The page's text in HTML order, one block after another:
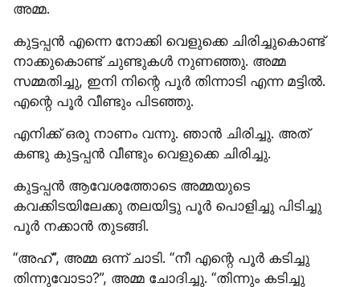
അമ്മ.
കുട്ടപ്പൻ എന്നെ നോക്കി വെളുക്കെ ചിരിച്ചുകൊണ്ട്
നാക്കുകൊണ്ട് ചുണ്ടുകൾ നുണഞ്ഞു. അമ്മ
സമ്മതിച്ചു, ഇനി നിന്റെ പൂർ തിന്നാടി എന്ന മട്ടിൽ.
എന്റെ പൂർ വീണ്ടും പിടഞ്ഞു.
എനിക്ക് ഒരു നാണം വന്നു. ഞാൻ ചിരിച്ചു. അത്
കണ്ടു കുട്ടപ്പൻ വീണ്ടും വെളുക്കെ ചിരിച്ചു.
കുട്ടപ്പൻ ആവേശത്തോടെ അമ്മയുടെ
കവക്കിടയിലേക്കു തലയിട്ടു പൂർ പൊളിച്ചു പിടിച്ചു
പൂർ നക്കാൻ തുടങ്ങി.
“അഹ്”, അമ്മ ഒന്ന് ചാടി. “നീ എന്റെ പൂർ കടിച്ചു
തിന്നുവോടാ?”, അമ്മ ചോദിച്ചു. “തിന്നും കടിച്ചു